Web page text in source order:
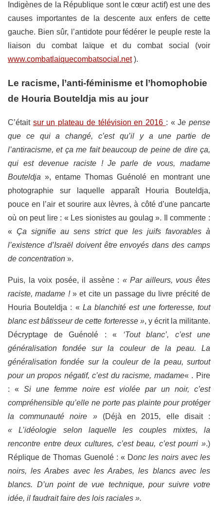
Indigènes de la République sont le cœur actif) est une des
causes importantes de la descente aux enfers de cette
gauche. Bien sûr, l’antidote pour fédérer le peuple reste la
liaison du combat laïque et du combat social (voir
www.combatlaiquecombatsocial.net).
Le racisme, l’anti-féminisme et l’homophobie
de Houria Bouteldja mis au jour
C’était sur un plateau de télévision en 2016 : « Je pense
que ce qui a changé, c’est qu’il y a une partie de
l’antiracisme, et ça me fait beaucoup de peine de dire ça,
qui est devenue raciste ! Je parle de vous, madame
Bouteldja », entame Thomas Guénolé en montrant une
photographie sur laquelle apparaît Houria Bouteldja,
pouce en l’air et sourire aux lèvres, à côté d’une pancarte
où on peut lire : « Les sionistes au goulag ». Il commente :
« Ça signifie au sens strict que les juifs favorables à
l’existence d’Israël doivent être envoyés dans des camps
de concentration ».
Puis, la voix posée, il assène : « Par ailleurs, vous êtes
raciste, madame !» et cite un passage du livre précité de
Houria Bouteldja : « La blanchité est une forteresse, tout
blanc est bâtisseur de cette forteresse », y écrit la militante.
Décryptage de Guénolé : « ‘Tout blanc’, c’est une
généralisation fondée sur la couleur de la peau. La
généralisation fondée sur la couleur de la peau, surtout
pour un propos négatif, c’est du racisme, madame« . Pire
: « Si une femme noire est violée par un noir, c’est
compréhensible qu’elle ne porte pas plainte pour protéger
la communauté noire »(Déjà en 2015, elle disait :
« L’idéologie selon laquelle les couples mixtes, la
rencontre entre deux cultures, c’est beau, c’est pourri ».)
Réplique de Thomas Guenolé : « Donc les noirs avec les
noirs, les Arabes avec les Arabes, les blancs avec les
blancs. D’un point de vue technique, pour suivre votre
idée, il faudrait faire des lois raciales ».